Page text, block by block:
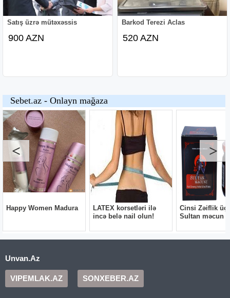
Satış üzrə mütəxəssis
900 AZN
Barkod Terezi Aclas
520 AZN
Unvan.Az
VIPEMLAK.AZ SONXEBER.AZ